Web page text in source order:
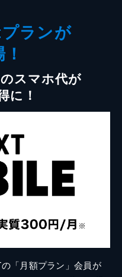
ランが
スマホ代が
に！
「月額プラン」会員が